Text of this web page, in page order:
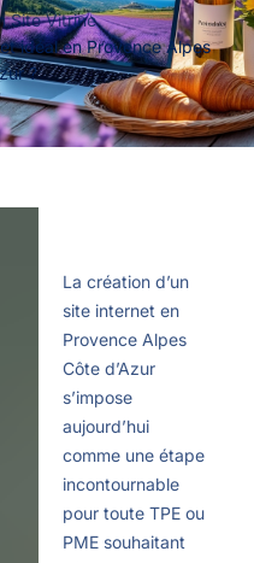
Site Vitrine
idéal en Provence Alpes
?
La création d’un
site internet en
Provence Alpes
Côte d’Azur
s’impose
aujourd’hui
comme une étape
incontournable
pour toute TPE ou
PME souhaitant